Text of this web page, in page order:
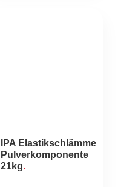
IPA Elastikschlämme
Pulverkomponente
21kg